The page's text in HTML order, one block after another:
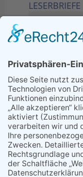
LESERBRIEFE
21.04.2026
11.03.2026
04.02.2026
04.02.2026